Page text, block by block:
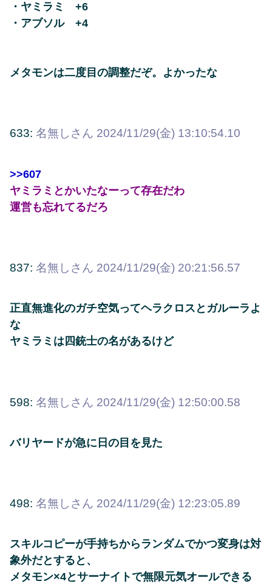
・ヤミラミ +6
・アブソル +4
メタモンは二度目の調整だぞ。よかったな
633: 名無しさん 2024/11/29(金) 13:10:54.10
>>607
ヤミラミとかいたなーって存在だわ
運営も忘れてるだろ
837: 名無しさん 2024/11/29(金) 20:21:56.57
正直無進化のガチ空気ってヘラクロスとガルーラよ
な
ヤミラミは四銃士の名があるけど
598: 名無しさん 2024/11/29(金) 12:50:00.58
バリヤードが急に日の目を見た
498: 名無しさん 2024/11/29(金) 12:23:05.89
スキルコピーが手持ちからランダムでかつ変身は対
象外だとすると、
メタモン×4とサーナイトで無限元気オールできる